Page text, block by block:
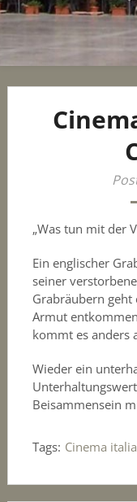
„Was tun mit der
Ein englischer
seiner
Grabräubern
Armut
kommt es anders
Wieder ein
Beisammensein
Tags: Cinema